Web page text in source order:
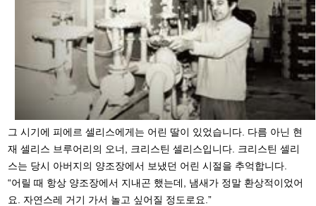
그 시기에 피에르 셀리스에게는 어린 딸이 있었습니다. 다름 아닌 현
재 셀리스 브루어리의 오너, 크리스틴 셀리스입니다. 크리스틴 셀리
스는 당시 아버지의 양조장에서 보냈던 어린 시절을 추억합니다.
“어릴 때 항상 양조장에서 지내곤 했는데, 냄새가 정말 환상적이었어
요. 자연스레 거기 가서 놀고 싶어질 정도로요.”